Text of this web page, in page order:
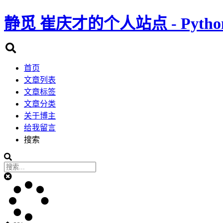
静觅 崔庆才的个人站点 -
首页
文章列表
文章标签
文章分类
关于博主
给我留言
搜索